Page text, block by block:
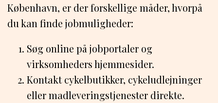
København, er der forskellige måder, hvorpå
du kan finde jobmuligheder:
Søg online på jobportaler og
virksomheders hjemmesider.
Kontakt cykelbutikker, cykeludlejninger
eller madleveringstjenester direkte.